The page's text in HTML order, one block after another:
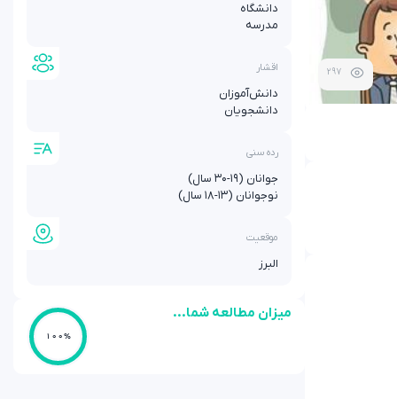
دانشگاه
مدرسه
اقشار
دانش‌آموزان
دانشجویان
رده سنی
جوانان (۱۹-۳۰ سال)
نوجوانان (۱۳-۱۸ سال)
موقعیت
البرز
میزان مطالعه شما...
100%
297